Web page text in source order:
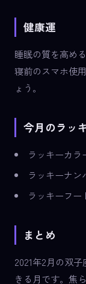
健康運
睡眠の質を高め
寝前のスマホ使
ょう。
今月のラッ
ラッキーカラ
ラッキーナン
ラッキーフー
まとめ
2021年2月の双
きる月です。焦